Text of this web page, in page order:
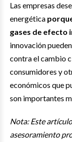
Las empresas
energética
gases de efecto
innovación
contra el cambio
consumidores y
económicos que
son importantes
Nota: Este
asesoramiento